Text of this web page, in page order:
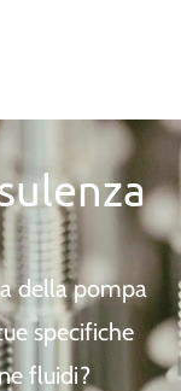
della pompa
specifiche
fluidi?